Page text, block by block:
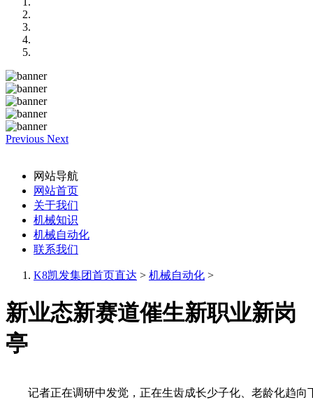
Previous Next
网站导航
网站首页
关于我们
机械知识
机械自动化
联系我们
K8凯发集团首页直达 > 机械自动化 >
新业态新赛道催生新职业新岗
亭
记者正在调研中发觉，正在生齿成长少子化、老龄化趋向